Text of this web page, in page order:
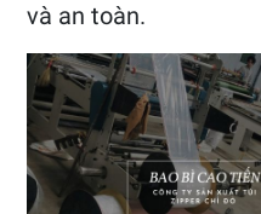
và an toàn.